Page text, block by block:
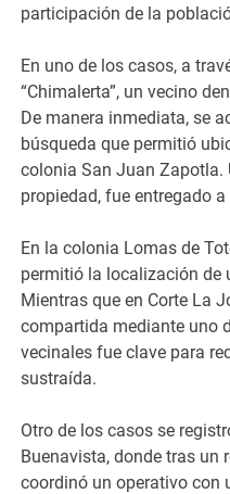
participación de la
En uno de los casos, a
“Chimalerta”, un vecino
De manera inmediata, se
búsqueda que permitió
colonia San Juan Zapotla.
propiedad, fue entregado a
En la colonia Lomas de
permitió la localización de
Mientras que en Corte La
compartida mediante uno
vecinales fue clave para
sustraída.
Otro de los casos se
Buenavista, donde tras un
coordinó un operativo con